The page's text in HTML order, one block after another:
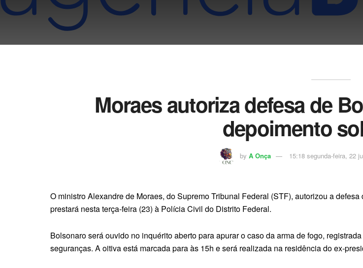
Moraes autoriza defesa de
depoimento
by A Onça 15:18 segunda-feira, 22
O ministro Alexandre de Moraes, do Supremo Tribunal Federal (STF), autorizou a
prestará nesta terça-feira (23) à Polícia Civil do Distrito Federal.
Bolsonaro será ouvido no inquérito aberto para apurar o caso da arma de fogo,
seguranças. A oitiva está marcada para às 15h e será realizada na residência do ex-